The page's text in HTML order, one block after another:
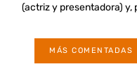
(actriz y presentadora) y,
MÁS COMENTADAS